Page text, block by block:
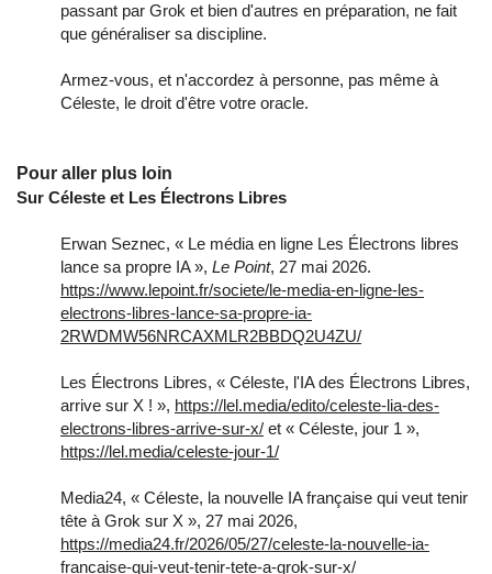
passant par Grok et bien d'autres en préparation, ne fait
que généraliser sa discipline.
Armez-vous, et n'accordez à personne, pas même à
Céleste, le droit d'être votre oracle.
Pour aller plus loin
Sur Céleste et Les Électrons Libres
Erwan Seznec, « Le média en ligne Les Électrons libres
lance sa propre IA », Le Point, 27 mai 2026.
https://www.lepoint.fr/societe/le-media-en-ligne-les-
electrons-libres-lance-sa-propre-ia-
2RWDMW56NRCAXMLR2BBDQ2U4ZU/
Les Électrons Libres, « Céleste, l'IA des Électrons Libres,
arrive sur X ! », https://lel.media/edito/celeste-lia-des-
electrons-libres-arrive-sur-x/ et « Céleste, jour 1 »,
https://lel.media/celeste-jour-1/
Media24, « Céleste, la nouvelle IA française qui veut tenir
tête à Grok sur X », 27 mai 2026,
https://media24.fr/2026/05/27/celeste-la-nouvelle-ia-
francaise-qui-veut-tenir-tete-a-grok-sur-x/